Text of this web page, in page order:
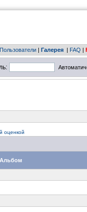
Пользователи | Галерея | FAQ |
оценкой
Альбом